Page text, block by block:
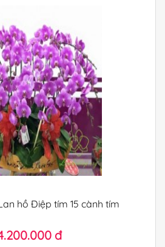
hồ Điệp tím 15 cành tím
đ